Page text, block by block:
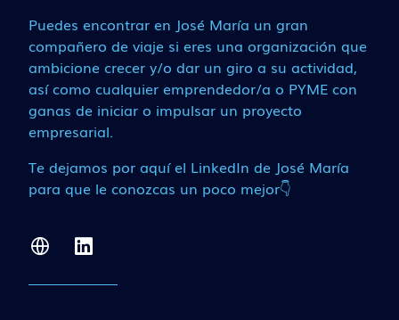
Puedes encontrar en José María un gran
compañero de viaje si eres una organización que
ambicione crecer y/o dar un giro a su actividad,
así como cualquier emprendedor/a o PYME con
ganas de iniciar o impulsar un proyecto
empresarial.
Te dejamos por aquí el LinkedIn de José María
para que le conozcas un poco mejor👇